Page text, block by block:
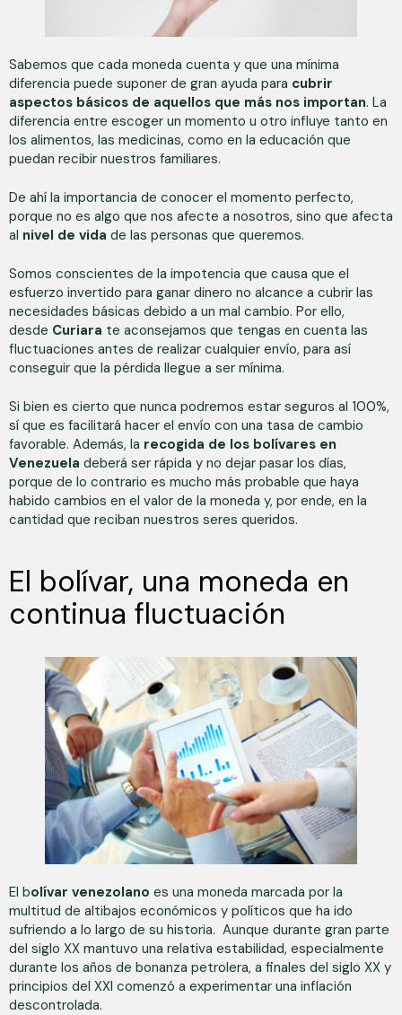
Sabemos que cada moneda cuenta y que una mínima
diferencia puede suponer de gran ayuda para cubrir
aspectos básicos de aquellos que más nos importan. La
diferencia entre escoger un momento u otro influye tanto en
los alimentos, las medicinas, como en la educación que
puedan recibir nuestros familiares.
De ahí la importancia de conocer el momento perfecto,
porque no es algo que nos afecte a nosotros, sino que afecta
al nivel de vida de las personas que queremos.
Somos conscientes de la impotencia que causa que el
esfuerzo invertido para ganar dinero no alcance a cubrir las
necesidades básicas debido a un mal cambio. Por ello,
desde Curiara te aconsejamos que tengas en cuenta las
fluctuaciones antes de realizar cualquier envío, para así
conseguir que la pérdida llegue a ser mínima.
Si bien es cierto que nunca podremos estar seguros al 100%,
sí que es facilitará hacer el envío con una tasa de cambio
favorable. Además, la recogida de los bolívares en
Venezuela deberá ser rápida y no dejar pasar los días,
porque de lo contrario es mucho más probable que haya
habido cambios en el valor de la moneda y, por ende, en la
cantidad que reciban nuestros seres queridos.
El bolívar, una moneda en
continua fluctuación
El bolívar venezolano es una moneda marcada por la
multitud de altibajos económicos y políticos que ha ido
sufriendo a lo largo de su historia. Aunque durante gran parte
del siglo XX mantuvo una relativa estabilidad, especialmente
durante los años de bonanza petrolera, a finales del siglo XX y
principios del XXI comenzó a experimentar una inflación
descontrolada.